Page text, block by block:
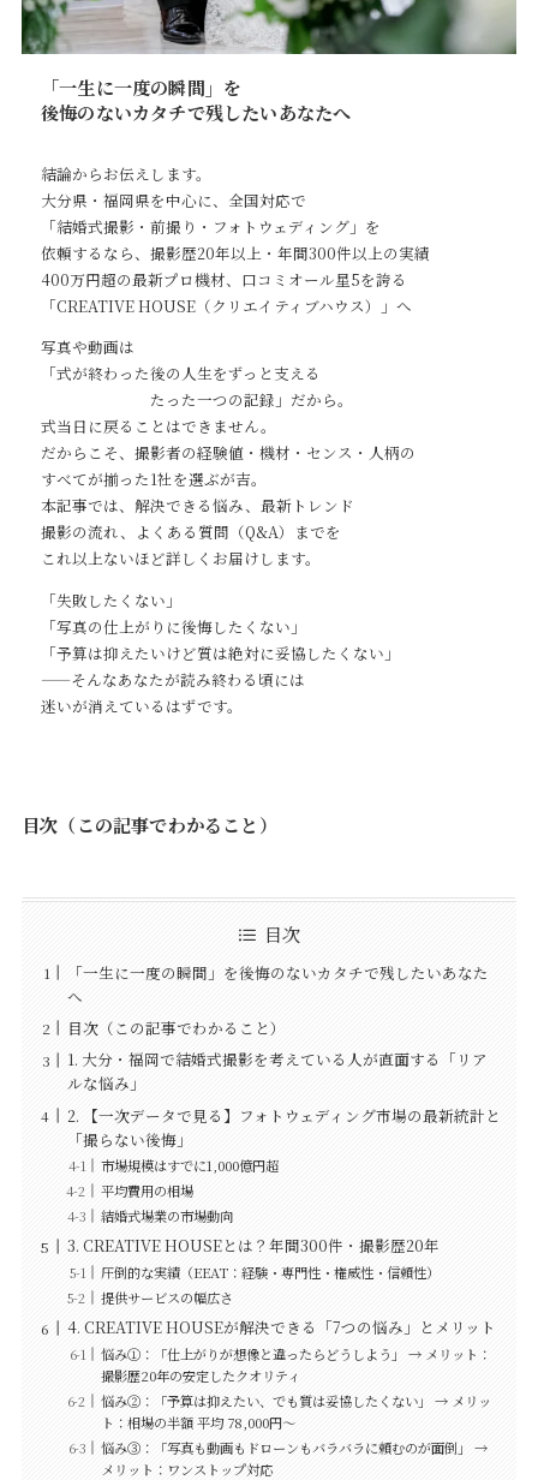
「一生に一度の瞬間」を
後悔のないカタチで残したいあなたへ
結論からお伝えします。
大分県・福岡県を中心に、全国対応で
「結婚式撮影・前撮り・フォトウェディング」を
依頼するなら、撮影歴20年以上・年間300件以上の実績
400万円超の最新プロ機材、口コミオール星5を誇る
「CREATIVE HOUSE（クリエイティブハウス）」へ
写真や動画は
「式が終わった後の人生をずっと支える
たった一つの記録」だから。
式当日に戻ることはできません。
だからこそ、撮影者の経験値・機材・センス・人柄の
すべてが揃った1社を選ぶが吉。
本記事では、解決できる悩み、最新トレンド
撮影の流れ、よくある質問（Q&A）までを
これ以上ないほど詳しくお届けします。
「失敗したくない」
「写真の仕上がりに後悔したくない」
「予算は抑えたいけど質は絶対に妥協したくない」
——そんなあなたが読み終わる頃には
迷いが消えているはずです。
目次（この記事でわかること）
目次
「一生に一度の瞬間」を後悔のないカタチで残したいあなた
へ
目次（この記事でわかること）
1. 大分・福岡で結婚式撮影を考えている人が直面する「リア
ルな悩み」
2. 【一次データで見る】フォトウェディング市場の最新統計と
「撮らない後悔」
市場規模はすでに1,000億円超
平均費用の相場
結婚式場業の市場動向
3. CREATIVE HOUSEとは？年間300件・撮影歴20年
圧倒的な実績（EEAT：経験・専門性・権威性・信頼性）
提供サービスの幅広さ
4. CREATIVE HOUSEが解決できる「7つの悩み」とメリット
悩み①：「仕上がりが想像と違ったらどうしよう」 → メリット：
撮影歴20年の安定したクオリティ
悩み②：「予算は抑えたい、でも質は妥協したくない」 → メリッ
ト：相場の半額 平均 78,000円～
悩み③：「写真も動画もドローンもバラバラに頼むのが面倒」 →
メリット：ワンストップ対応